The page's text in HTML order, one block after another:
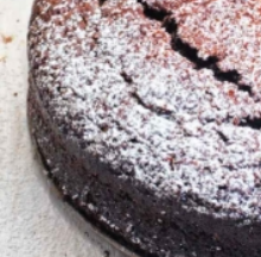
αποφεύγετε τα ζωικά
συνταγή είναι αυτό που